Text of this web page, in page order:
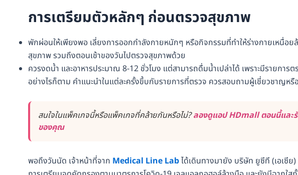
การเตรียมตัวหลักๆ ก่อนตรวจสุขภาพ
พักผ่อนให้เพียงพอ เลี่ยงการออกกำลังกายหนักๆ หรือกิจกรรมที่ทำให้ร่างกายเหนื่อย
สุขภาพ รวมถึงตอนเช้าของวันไปตรวจสุขภาพด้วย
ควรงดน้ำ และอาหารประมาณ 8-12 ชั่วโมง แต่สามารถดื่มน้ำเปล่าได้ เพราะมีรายการ
อย่างไรก็ตาม คำแนะนำในแต่ละครั้งขึ้บกับรายการที่ตรวจ ควรสอบถามผู้เชี่ยวชาญ
สนใจในแพ็คเกจนี้หรือแพ็คเกจที่คล้ายกันหรือไม่?ลองดูแอป HDmall ตอนนี้และ
ของคุณ
พอถึงวันนัด เจ้าหน้าที่จาก Medical Line Labได้เดินทางมายัง บริษัท ยูซีที (เอเซี